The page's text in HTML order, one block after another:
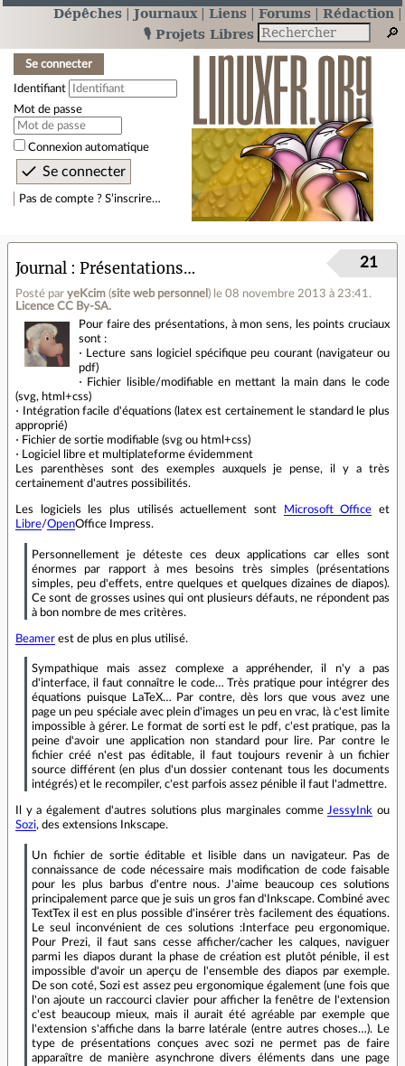
Dépêches Journaux Liens Forums
Rédaction
🎙️ Projets Libres
Se connecter
Identifiant
Mot de passe
Connexion automatique
Pas de compte ? S’inscrire…
Journal Présentations…
Posté par yeKcim (site web personnel ) le 08 novembre 2013 à 23:41 .
Licence CC By‑SA.
21
Pour faire des présentations, à mon sens, les points cruciaux
sont :
⋅ Lecture sans logiciel spécifique peu courant (navigateur ou
pdf)
⋅ Fichier lisible/modifiable en mettant la main dans le code
(svg, html+css)
⋅ Intégration facile d'équations (latex est certainement le standard le plus
approprié)
⋅ Fichier de sortie modifiable (svg ou html+css)
⋅ Logiciel libre et multiplateforme évidemment
Les parenthèses sont des exemples auxquels je pense, il y a très
certainement d'autres possibilités.
Les logiciels les plus utilisés actuellement sont Microsoft Office et
Libre/OpenOffice Impress.
Personnellement je déteste ces deux applications car elles sont
énormes par rapport à mes besoins très simples (présentations
simples, peu d'effets, entre quelques et quelques dizaines de diapos).
Ce sont de grosses usines qui ont plusieurs défauts, ne répondent pas
à bon nombre de mes critères.
Beamer est de plus en plus utilisé.
Sympathique mais assez complexe a appréhender, il n'y a pas
d'interface, il faut connaître le code… Très pratique pour intégrer des
équations puisque LaTeX… Par contre, dès lors que vous avez une
page un peu spéciale avec plein d'images un peu en vrac, là c'est limite
impossible à gérer. Le format de sorti est le pdf, c'est pratique, pas la
peine d'avoir une application non standard pour lire. Par contre le
fichier créé n'est pas éditable, il faut toujours revenir à un fichier
source différent (en plus d'un dossier contenant tous les documents
intégrés) et le recompiler, c'est parfois assez pénible il faut l'admettre.
Il y a également d'autres solutions plus marginales comme JessyInk ou
Sozi, des extensions Inkscape.
Un fichier de sortie éditable et lisible dans un navigateur. Pas de
connaissance de code nécessaire mais modification de code faisable
pour les plus barbus d'entre nous. J'aime beaucoup ces solutions
principalement parce que je suis un gros fan d'Inkscape. Combiné avec
TextTex il est en plus possible d'insérer très facilement des équations.
Le seul inconvénient de ces solutions :Interface peu ergonomique.
Pour Prezi, il faut sans cesse afficher/cacher les calques, naviguer
parmi les diapos durant la phase de création est plutôt pénible, il est
impossible d'avoir un aperçu de l'ensemble des diapos par exemple.
De son coté, Sozi est assez peu ergonomique également (une fois que
l'on ajoute un raccourci clavier pour afficher la fenêtre de l'extension
c'est beaucoup mieux, mais il aurait été agréable par exemple que
l'extension s'affiche dans la barre latérale (entre autres choses…). Le
type de présentations conçues avec sozi ne permet pas de faire
apparaître de manière asynchrone divers éléments dans une page